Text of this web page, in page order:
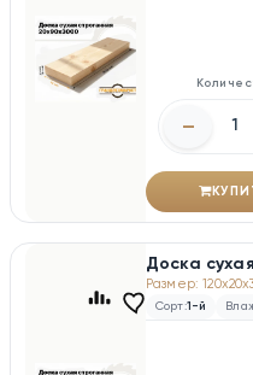
–
Доска
Размер:
Сорт:1-й